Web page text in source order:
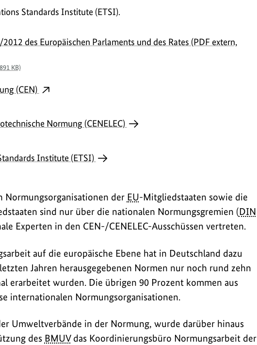
Standards Institute (ETSI).
des Europäischen Parlaments und des Rates (PDF extern,
KB)
(CEN)
Normung (CENELEC)
Institute (ETSI)
der EU-Mitgliedstaaten sowie die
sind nur über die nationalen Normungsgremien (DIN
Experten in den CEN-/CENELEC-Ausschüssen vertreten.
auf die europäische Ebene hat in Deutschland dazu
Jahren herausgegebenen Normen nur noch rund zehn
erarbeitet wurden. Die übrigen 90 Prozent kommen aus
internationalen Normungsorganisationen.
Umweltverbände in der Normung, wurde darüber hinaus
des BMUVdas Koordinierungsbüro Normungsarbeit der